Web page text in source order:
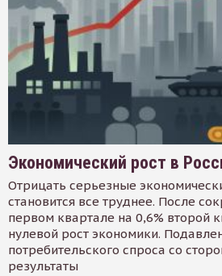
Экономический рост в
Отрицать серьезные
становится все труднее. После
первом квартале на 0,6% второй
нулевой рост экономики.
потребительского спроса со
результаты